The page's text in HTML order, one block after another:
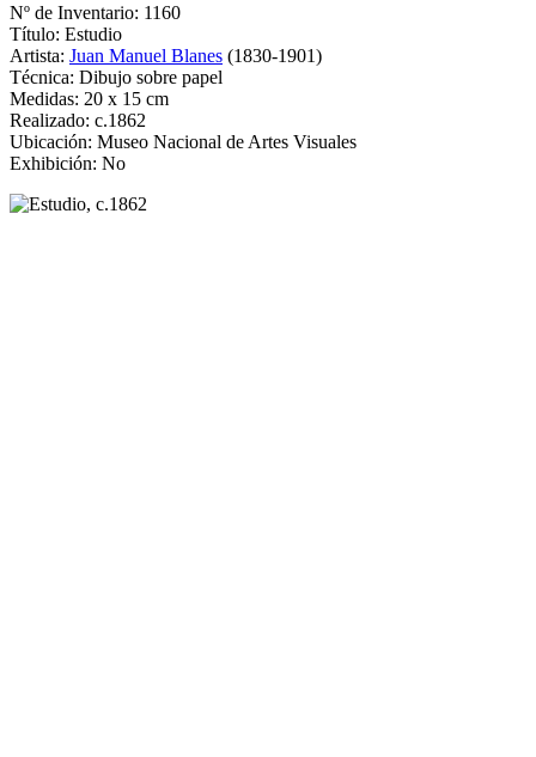
Nº de Inventario: 1160
Título: Estudio
Artista: Juan Manuel Blanes (1830-1901)
Técnica: Dibujo sobre papel
Medidas: 20 x 15 cm
Realizado: c.1862
Ubicación: Museo Nacional de Artes Visuales
Exhibición: No